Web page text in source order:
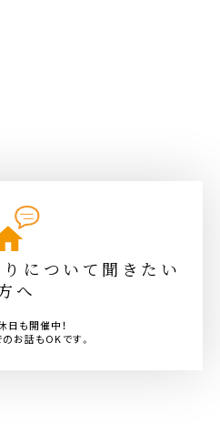
について聞きたい
へ
日も開催中！
お話もOKです。